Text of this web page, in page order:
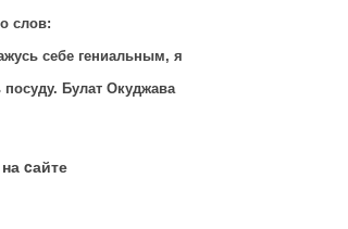
слов:
себе гениальным, я
Булат Окуджава
cайте